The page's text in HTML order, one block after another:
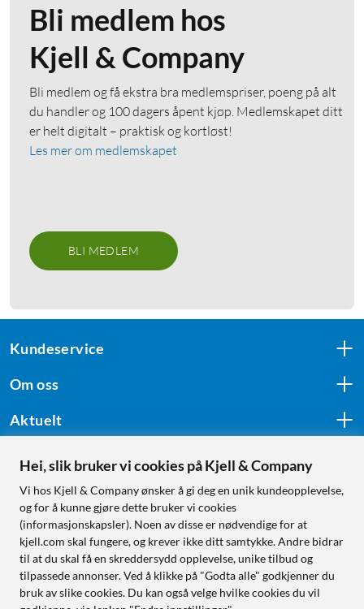
Bli medlem hos
Kjell & Company
Bli medlem og få ekstra bra medlemspriser, poeng på alt
du handler og 100 dagers åpent kjøp. Medlemskapet ditt
er helt digitalt – praktisk og kortløst!
Les mer om medlemskapet
BLI MEDLEM
Kundeservice
Om oss
Aktuelt
Følg oss
Handle fra:
Sverige
Norge
Hei, slik bruker vi cookies på Kjell & Company
Vi hos Kjell & Company ønsker å gi deg en unik kundeopplevelse,
og for å kunne gjøre dette bruker vi cookies
(informasjonskapsler). Noen av disse er nødvendige for at
kjell.com skal fungere, og krever ikke ditt samtykke. Andre bidrar
til at du skal få en skreddersydd opplevelse, unike tilbud og
tilpassede annonser. Ved å klikke på "Godta alle" godkjenner du
bruk av slike cookies. Du kan også velge hvilke cookies du vil